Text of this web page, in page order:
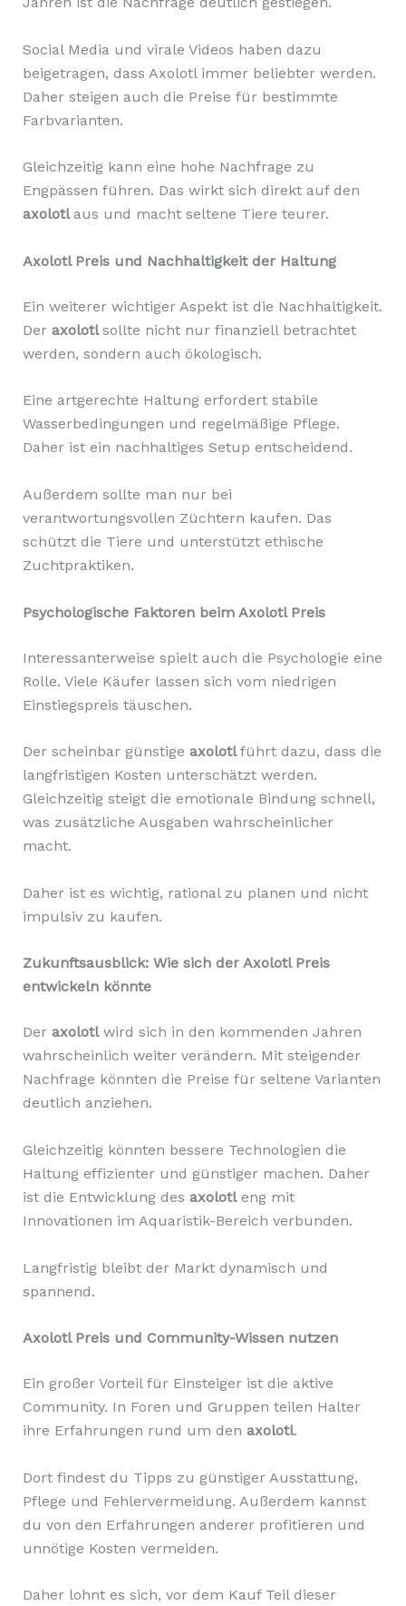
Social Media und virale Videos haben dazu
beigetragen, dass Axolotl immer beliebter werden.
Daher steigen auch die Preise für bestimmte
Farbvarianten.
Gleichzeitig kann eine hohe Nachfrage zu
Engpässen führen. Das wirkt sich direkt auf den
axolotl aus und macht seltene Tiere teurer.
Axolotl Preis und Nachhaltigkeit der Haltung
Ein weiterer wichtiger Aspekt ist die Nachhaltigkeit.
Der axolotlsollte nicht nur finanziell betrachtet
werden, sondern auch ökologisch.
Eine artgerechte Haltung erfordert stabile
Wasserbedingungen und regelmäßige Pflege.
Daher ist ein nachhaltiges Setup entscheidend.
Außerdem sollte man nur bei
verantwortungsvollen Züchtern kaufen. Das
schützt die Tiere und unterstützt ethische
Zuchtpraktiken.
Psychologische Faktoren beim Axolotl Preis
Interessanterweise spielt auch die Psychologie eine
Rolle. Viele Käufer lassen sich vom niedrigen
Einstiegspreis täuschen.
Der scheinbar günstige axolotlführt dazu, dass die
langfristigen Kosten unterschätzt werden.
Gleichzeitig steigt die emotionale Bindung schnell,
was zusätzliche Ausgaben wahrscheinlicher
macht.
Daher ist es wichtig, rational zu planen und nicht
impulsiv zu kaufen.
Zukunftsausblick: Wie sich der Axolotl Preis
entwickeln könnte
Der axolotlwird sich in den kommenden Jahren
wahrscheinlich weiter verändern. Mit steigender
Nachfrage könnten die Preise für seltene Varianten
deutlich anziehen.
Gleichzeitig könnten bessere Technologien die
Haltung effizienter und günstiger machen. Daher
ist die Entwicklung des axolotleng mit
Innovationen im Aquaristik-Bereich verbunden.
Langfristig bleibt der Markt dynamisch und
spannend.
Axolotl Preis und Community-Wissen nutzen
Ein großer Vorteil für Einsteiger ist die aktive
Community. In Foren und Gruppen teilen Halter
ihre Erfahrungen rund um den axolotl.
Dort findest du Tipps zu günstiger Ausstattung,
Pflege und Fehlervermeidung. Außerdem kannst
du von den Erfahrungen anderer profitieren und
unnötige Kosten vermeiden.
Daher lohnt es sich, vor dem Kauf Teil dieser